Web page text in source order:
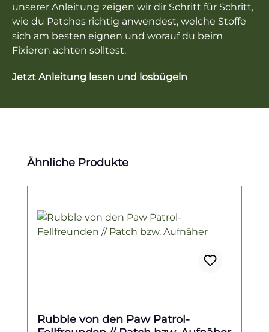
unserer Anleitung zeigen wir dir Schritt für Schritt,
wie du Patches richtig anwendest, welche Stoffe
sich am besten eignen und worauf du beim
Fixieren achten solltest.
Jetzt Anleitung lesen und losbügeln
Produktgalerie überspringen
Ähnliche Produkte
Rubble von den Paw Patrol-